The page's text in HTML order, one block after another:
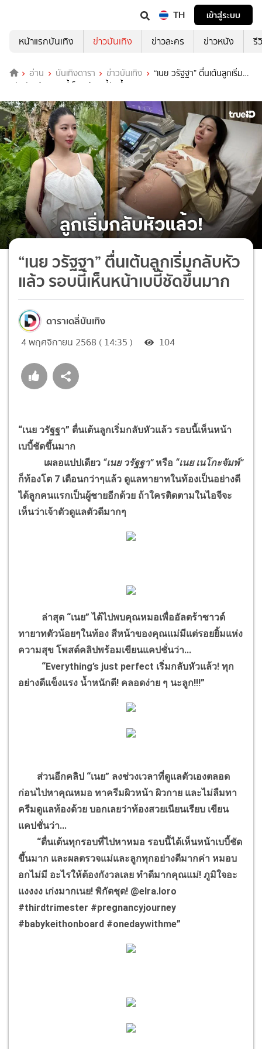
TH
เข้าสู่ระบบ
หน้าแรกบันเทิง
ข่าวบันเทิง ข่าวละคร ข่าวหนัง รี
อ่าน บันเทิงดารา ข่าวบันเทิง
“เนย วรัฐฐา” ตื่นเต้นลูกเริ่ม
กลับหัวแล้ว รอบนี้เห็นหน้าเบบี้ชัดขึ้นมาก
“เนย วรัฐฐา” ตื่นเต้นลูกเริ่มกลับหัว
แล้ว รอบนี้เห็นหน้าเบบี้ชัดขึ้นมาก
ดาราเดลี่บันเทิง
4 พฤศจิกายน 2568 ( 14:35 ) 104
“เนย วรัฐฐา” ตื่นเต้นลูกเริ่มกลับหัวแล้ว รอบนี้เห็นหน้า
เบบี้ชัดขึ้นมาก
เผลอแปปเดียว “เนย วรัฐฐา” หรือ “เนย เนโกะจัมพ์”
ก็ท้องโต 7 เดือนกว่าๆแล้ว ดูแลทายาทในท้องเป็นอย่างดี
ได้ลูกคนแรกเป็นผู้ชายอีกด้วย ถ้าใครติดตามในไอจีจะ
เห็นว่าเจ้าตัวดูแลตัวดีมากๆ
ล่าสุด “เนย” ได้ไปพบคุณหมอเพื่ออัลตร้าซาวด์
ทายาทตัวน้อยๆในท้อง สีหน้าของคุณแม่มีแต่รอยยิ้มแห่ง
ความสุข โพสต์คลิปพร้อมเขียนแคปชั่นว่า...
“Everything’s just perfect เริ่มกลับหัวแล้ว! ทุก
อย่างดีแข็งแรง น้ำหนักดี! คลอดง่าย ๆ นะลูก!!!”
ส่วนอีกคลิป “เนย” ลงช่วงเวลาที่ดูแลตัวเองตลอด
ก่อนไปหาคุณหมอ ทาครีมผิวหน้า ผิวกาย และไม่ลืมทา
ครีมดูแลท้องด้วย บอกเลยว่าท้องสวยเนียนเรียบ เขียน
แคปชั่นว่า...
“ตื่นเต้นทุกรอบที่ไปหาหมอ รอบนี้ได้เห็นหน้าเบบี้ชัด
ขึ้นมาก และผลตรวจแม่และลูกทุกอย่างดีมากค่า หมอบ
อกไม่มี อะไรให้ต้องกังวลเลย ทำดีมากคุณแม่! ภูมิใจอะ
แงงงง เก่งมากเนย! พิกัดชุด! @elra.loro
#thirdtrimester #pregnancyjourney
#babykeithonboard #onedaywithme”